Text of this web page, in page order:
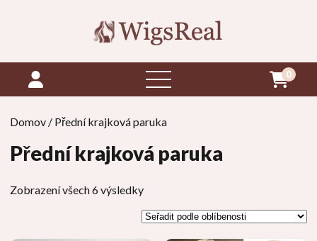
otevřít
menu
0
Domov / Přední krajková paruka
Přední krajková paruka
Zobrazení všech 6 výsledkySeřazeno
oblíbenosti